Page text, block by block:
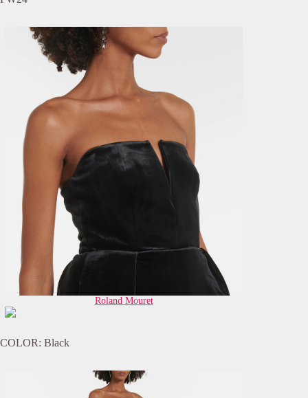
Roland Mouret
COLOR: Black